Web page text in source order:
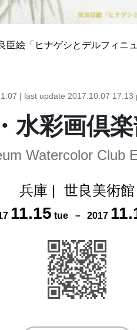
臣絵「ヒナゲシとデルフィニ
| last update 2017.10.07 17:13
水彩画倶
Watercolor Club
兵庫 | 世良美術館
11.15 tue－ 2017 11.